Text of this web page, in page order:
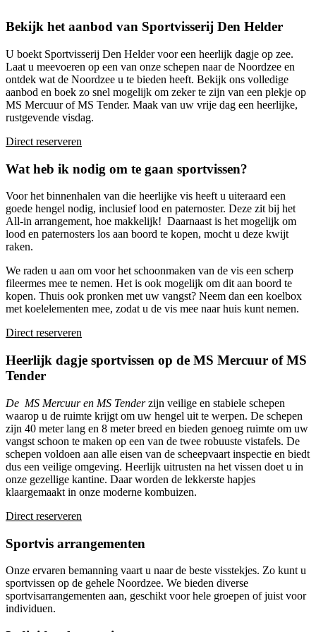
Bekijk het aanbod van Sportvisserij Den Helder
U boekt Sportvisserij Den Helder voor een heerlijk dagje op zee.
Laat u meevoeren op een van onze schepen naar de Noordzee en
ontdek wat de Noordzee u te bieden heeft. Bekijk ons volledige
aanbod en boek zo snel mogelijk om zeker te zijn van een plekje op
MS Mercuur of MS Tender. Maak van uw vrije dag een heerlijke,
rustgevende visdag.
Direct reserveren
Wat heb ik nodig om te gaan sportvissen?
Voor het binnenhalen van die heerlijke vis heeft u uiteraard een
goede hengel nodig, inclusief lood en paternoster. Deze zit bij het
All-in arrangement, hoe makkelijk! Daarnaast is het mogelijk om
lood en paternosters los aan boord te kopen, mocht u deze kwijt
raken.
We raden u aan om voor het schoonmaken van de vis een scherp
fileermes mee te nemen. Het is ook mogelijk om dit aan boord te
kopen. Thuis ook pronken met uw vangst? Neem dan een koelbox
met koelelementen mee, zodat u de vis mee naar huis kunt nemen.
Direct reserveren
Heerlijk dagje sportvissen op de MS Mercuur of MS
Tender
De MS Mercuur en MS Tenderzijn veilige en stabiele schepen
waarop u de ruimte krijgt om uw hengel uit te werpen. De schepen
zijn 40 meter lang en 8 meter breed en bieden genoeg ruimte om uw
vangst schoon te maken op een van de twee robuuste vistafels. De
schepen voldoen aan alle eisen van de scheepvaart inspectie en biedt
dus een veilige omgeving. Heerlijk uitrusten na het vissen doet u in
onze gezellige kantine. Daar worden de lekkerste hapjes
klaargemaakt in onze moderne kombuizen.
Direct reserveren
Sportvis arrangementen
Onze ervaren bemanning vaart u naar de beste visstekjes. Zo kunt u
sportvissen op de gehele Noordzee. We bieden diverse
sportvisarrangementen aan, geschikt voor hele groepen of juist voor
individuen.